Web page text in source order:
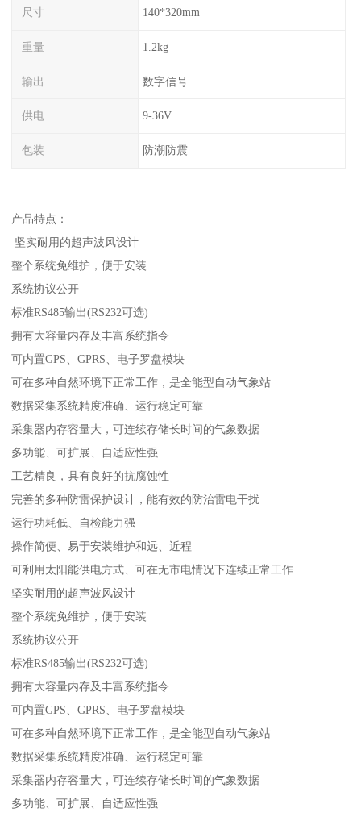
尺寸 140*320mm
重量 1.2kg
输出 数字信号
供电 9-36V
包装 防潮防震
产品特点：
坚实耐用的超声波风设计
整个系统免维护，便于安装
系统协议公开
标准RS485输出(RS232可选)
拥有大容量内存及丰富系统指令
可内置GPS、GPRS、电子罗盘模块
可在多种自然环境下正常工作，是全能型自动气象站
数据采集系统精度准确、运行稳定可靠
采集器内存容量大，可连续存储长时间的气象数据
多功能、可扩展、自适应性强
工艺精良，具有良好的抗腐蚀性
完善的多种防雷保护设计，能有效的防治雷电干扰
运行功耗低、自检能力强
操作简便、易于安装维护和远、近程
可利用太阳能供电方式、可在无市电情况下连续正常工作
坚实耐用的超声波风设计
整个系统免维护，便于安装
系统协议公开
标准RS485输出(RS232可选)
拥有大容量内存及丰富系统指令
可内置GPS、GPRS、电子罗盘模块
可在多种自然环境下正常工作，是全能型自动气象站
数据采集系统精度准确、运行稳定可靠
采集器内存容量大，可连续存储长时间的气象数据
多功能、可扩展、自适应性强